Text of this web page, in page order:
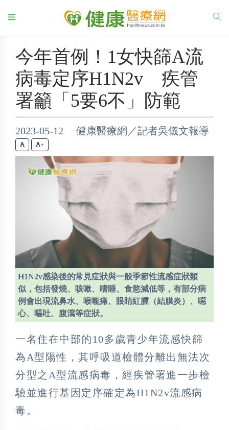
今年首例！1女快篩A流
病毒定序H1N2v 疾管
署籲「5要6不」防範
2023-05-12 健康醫療網／記者吳儀文報導
+
H1N2v感染後的常見症狀與一般季節性流感症狀類
似，包括發燒、咳嗽、嗜睡、食慾減低等，有部分病
例會出現流鼻水、喉嚨痛、眼睛紅腫（結膜炎）、噁
心、嘔吐、腹瀉等症狀。
一名住在中部的10多歲青少年流感快篩
為A型陽性，其呼吸道檢體分離出無法次
分型之A型流感病毒，經疾管署進一步檢
驗並進行基因定序確定為H1N2v流感病
毒。